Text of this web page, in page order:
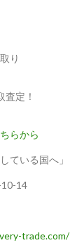
り
定！
らから
ている国へ」
10-14
trade.com/